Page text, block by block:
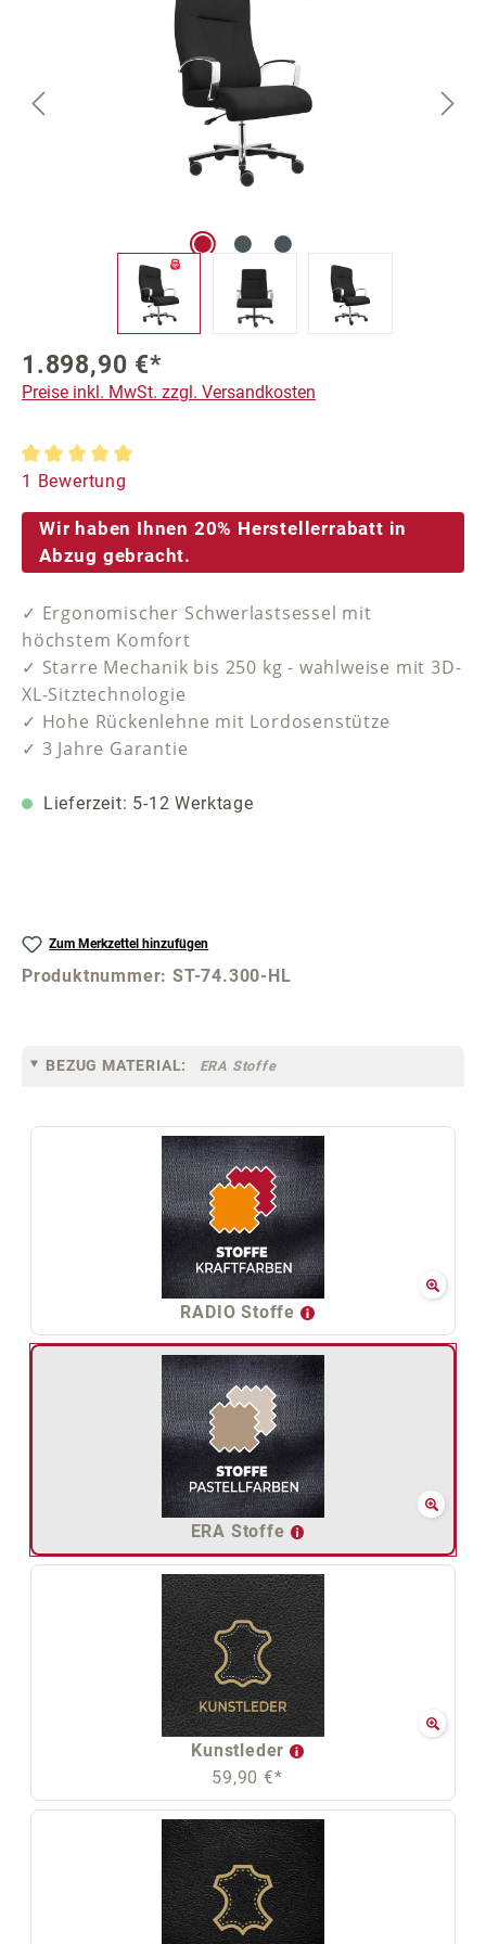
1.898,90 €*
Preise inkl. MwSt. zzgl. Versandkosten
Durchschnittliche Bewertung von 5 von 5 Sternen
1 Bewertung
Wir haben Ihnen 20% Herstellerrabatt in
Abzug gebracht.
✓ Ergonomischer Schwerlastsessel mit
höchstem Komfort
✓ Starre Mechanik bis 250 kg - wahlweise mit 3D-
XL-Sitztechnologie
✓ Hohe Rückenlehne mit Lordosenstütze
✓ 3 Jahre Garantie
Lieferzeit: 5-12 Werktage
Zum Merkzettel hinzufügen
Produktnummer:ST-74.300-HL
BEZUG MATERIAL: ERA Stoffe
RADIO Stoffe
ERA Stoffe
Kunstleder
59,90 €*